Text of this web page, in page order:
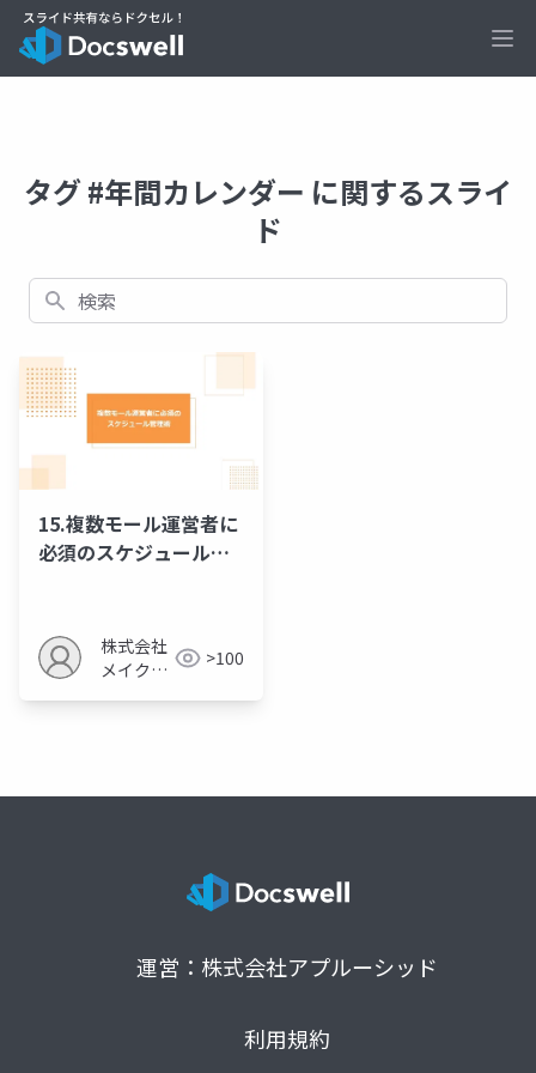
タグ #年間カレンダー に関するスライ
ド
検索
15.複数モール運営者に
必須のスケジュール管
株式会社
メイクア
>100
運営：株式会社アプルーシッド
利用規約